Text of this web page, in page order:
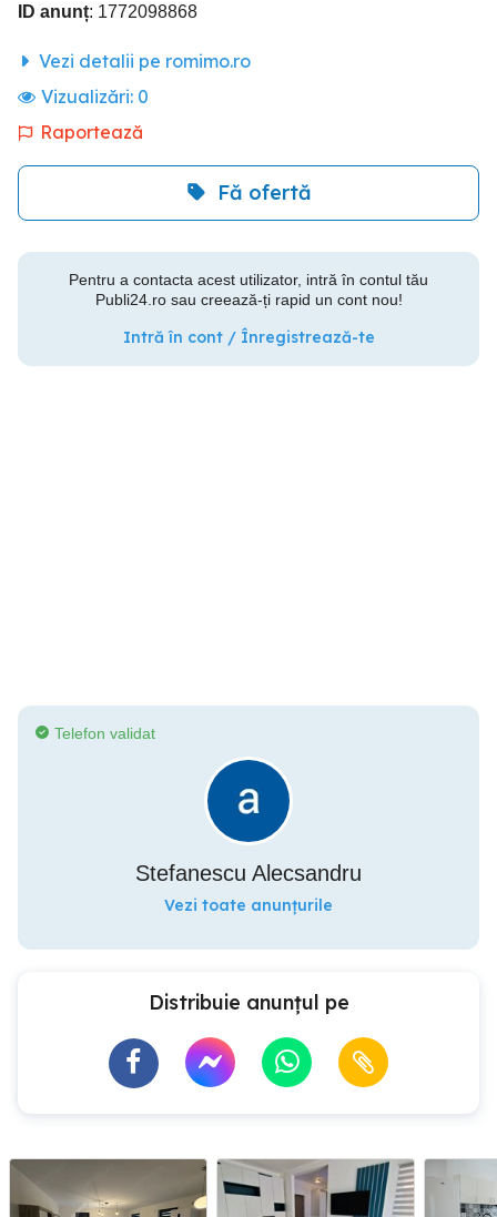
ID anunț: 1772098868
Vezi detalii pe romimo.ro
Vizualizări: 0
Raportează
Fă ofertă
Pentru a contacta acest utilizator, intră în contul tău
Publi24.ro sau creează-ți rapid un cont nou!
Intră în cont / Înregistrează-te
Telefon validat
Stefanescu Alecsandru
Vezi toate anunțurile
Distribuie anunțul pe